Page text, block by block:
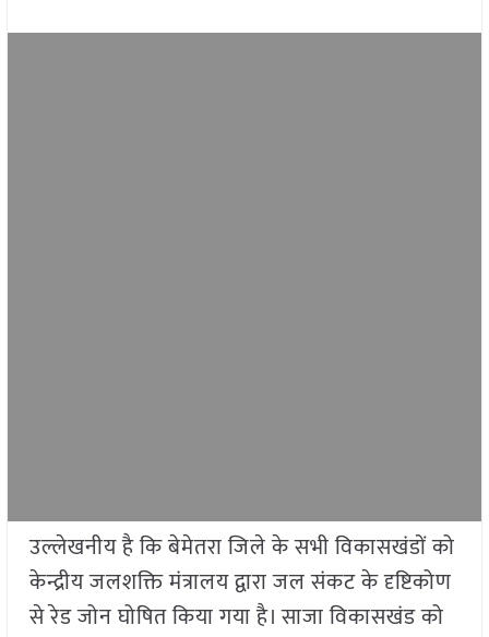
उल्लेखनीय है कि बेमेतरा जिले के सभी विकासखंडों को
केन्द्रीय जलशक्ति मंत्रालय द्वारा जल संकट के दृष्टिकोण
से रेड जोन घोषित किया गया है। साजा विकासखंड को